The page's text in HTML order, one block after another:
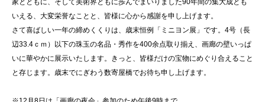
家とともに、そして美術界ともに歩んでまいりました90年間の集大成とも
いえる、大変栄誉なことと、皆様に心から感謝を申し上げます。
さて喜ばしい一年の締めくくりは、歳末恒例「ミニヨン展」です。4号（長
辺33.4ｃｍ）以下の珠玉の名品・秀作を400余点取り揃え、画廊の壁いっぱ
いに華やかに展示いたします。きっと、皆様だけの宝物にめぐり合えること
と存じます。歳末でにぎわう数寄屋橋でお待ち申し上げます。